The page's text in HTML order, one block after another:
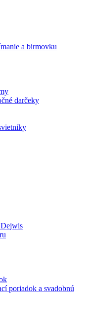
a birmovku
darčeky
Dejwis
poriadok a svadobnú